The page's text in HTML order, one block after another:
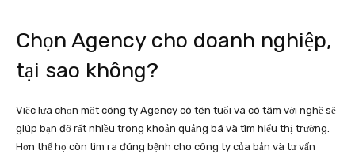
Chọn Agency cho doanh nghiệp,
tại sao không?
Việc lựa chọn một công ty Agency có tên tuổi và có tâm với nghề sẽ
giúp bạn đỡ rất nhiều trong khoản quảng bá và tìm hiểu thị trường.
Hơn thế họ còn tìm ra đúng bệnh cho công ty của bản và tư vấn